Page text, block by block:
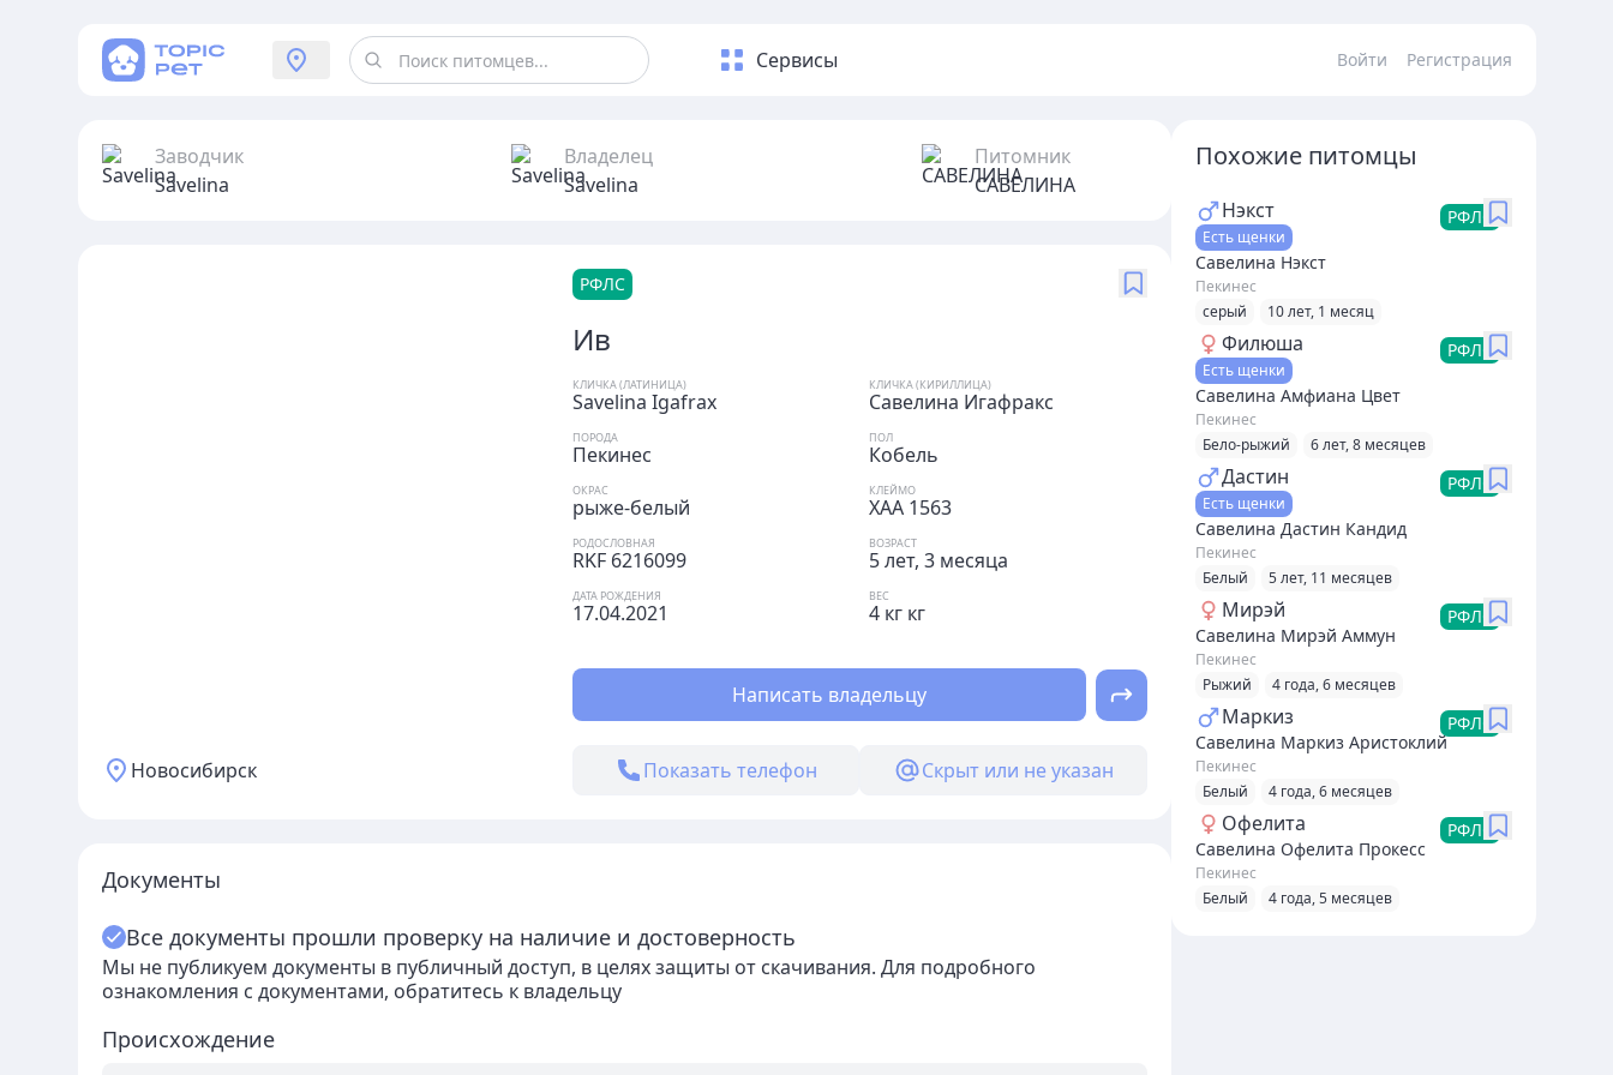
Сервисы Войти Регистрация
Заводчик
Savelina
Владелец
Savelina
Питомник
САВЕЛИНА
РФЛС
Ив
КЛИЧКА (ЛАТИНИЦА)
Savelina Igafrax
КЛИЧКА (КИРИЛЛИЦА)
Савелина Игафракс
ПОРОДА
Пекинес
ПОЛ
Кобель
ОКРАС
рыже-белый
КЛЕЙМО
ХАА 1563
РОДОСЛОВНАЯ
RKF 6216099
ВОЗРАСТ
5 лет, 3 месяца
ДАТА РОЖДЕНИЯ
17.04.2021
ВЕС
4 кг кг
Написать владельцу
Новосибирск Показать телефон Скрыт или не указан
Документы
Все документы прошли проверку на наличие и достоверность
Мы не публикуем документы в публичный доступ, в целях защиты от скачивания. Для подробного
ознакомления с документами, обратитесь к владельцу
Происхождение
Похожие питомцы
РФЛС
Нэкст
Есть щенки
Савелина Нэкст
Пекинес
серый
10 лет, 1 месяц
РФЛС
Филюша
Есть щенки
Савелина Амфиана Цвет
Пекинес
Бело-рыжий
6 лет, 8 месяцев
РФЛС
Дастин
Есть щенки
Савелина Дастин Кандид
Пекинес
Белый
5 лет, 11 месяцев
РФЛС
Мирэй
Савелина Мирэй Аммун
Пекинес
Рыжий
4 года, 6 месяцев
РФЛС
Маркиз
Савелина Маркиз Аристоклий
Пекинес
Белый
4 года, 6 месяцев
РФЛС
Офелита
Савелина Офелита Прокесс
Пекинес
Белый
4 года, 5 месяцев